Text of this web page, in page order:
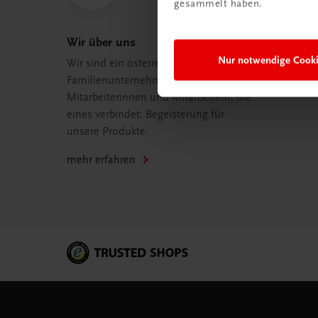
gesammelt haben.
Nur notwendige
Wir über uns
Wir sind ein österreichisches
Familienunternehmen mit 75
Mitarbeiterinnen und Mitarbeitern, die
eines verbindet: Begeisterung für
unsere Produkte.
mehr erfahren